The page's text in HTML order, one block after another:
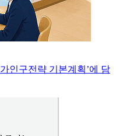
인구전략 기본계획’에 담